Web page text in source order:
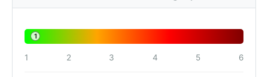
1
1 2 3 4 5 6